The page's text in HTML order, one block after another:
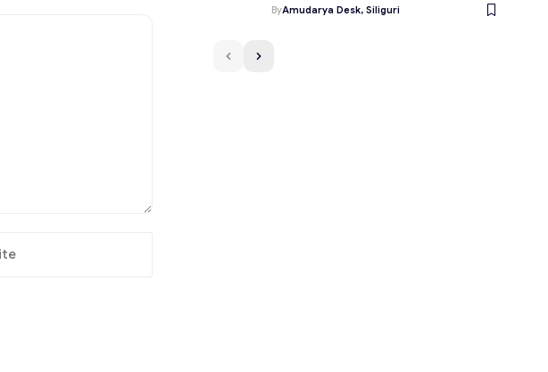
ByAmudarya Desk, Siliguri